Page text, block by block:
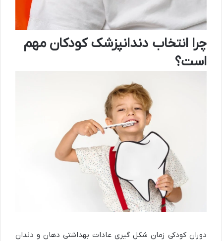
چرا انتخاب دندانپزشک کودکان مهم
است؟
دوران کودکی زمان شکل گیری عادات بهداشتی دهان و دندان